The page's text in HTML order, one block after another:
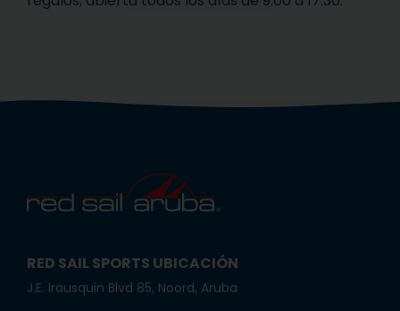
RED SAIL SPORTS UBICACIÓN
J.E. Irausquin Blvd 85, Noord, Aruba